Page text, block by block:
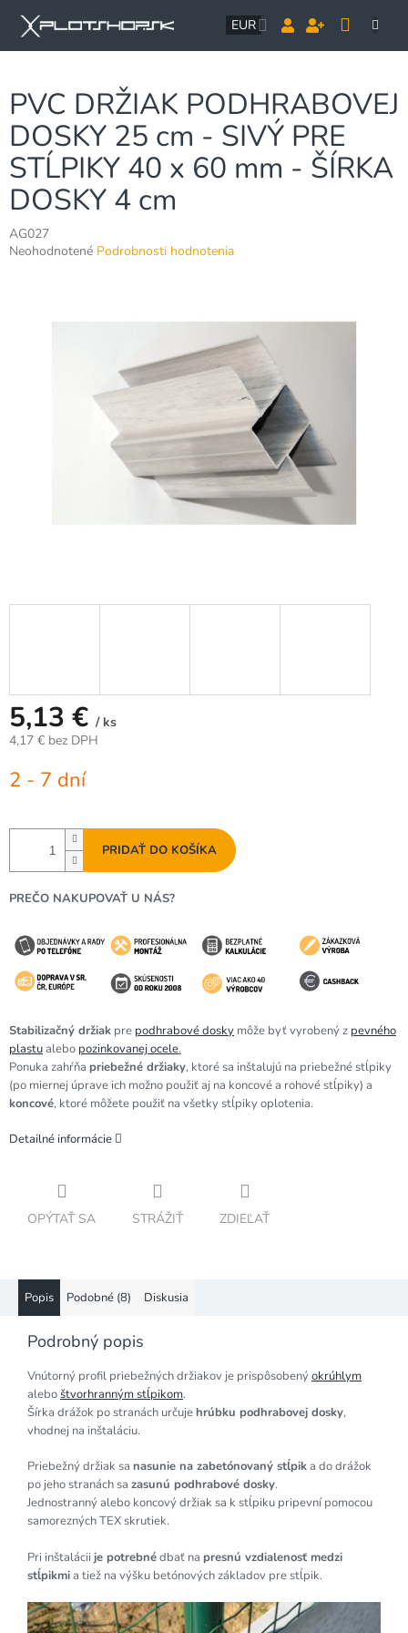
obsah
EUR
PVC DRŽIAK PODHRABOVEJ
DOSKY 25 cm - SIVÝ PRE
STĹPIKY 40 x 60 mm - ŠÍRKA
DOSKY 4 cm
AG027
Priemerné
Neohodnotené Podrobnosti hodnotenia
5,13 € / ks
4,17 € bez DPH
cena:
2 - 7 dní
PRIDAŤ DO KOŠÍKA
PREČO NAKUPOVAŤ U NÁS?
Stabilizačný držiak pre podhrabové dosky môže byť vyrobený z pevného
plastualebo pozinkovanej ocele.
Ponuka zahŕňa priebežné držiaky, ktoré sa inštalujú na priebežné stĺpiky
(po miernej úprave ich možno použiť aj na koncové a rohové stĺpiky) a
koncové, ktoré môžete použiť na všetky stĺpiky oplotenia.
Detailné informácie
OPÝTAŤ SA STRÁŽIŤ ZDIEĽAŤ
Popis Podobné (8) Diskusia
Podrobný popis
Vnútorný profil priebežných držiakov je prispôsobenýokrúhlym
aleboštvorhranným stĺpikom.
Šírka drážok po stranách určujehrúbku podhrabovej dosky,
vhodnej na inštaláciu.
Priebežný držiak sa nasunie na zabetónovaný stĺpika do drážok
po jeho stranách sa zasunú podhrabové dosky.
Jednostranný alebo koncový držiak sa k stĺpiku pripevní pomocou
samorezných TEX skrutiek.
Pri inštalácii je potrebnédbať na presnú vzdialenosť medzi
stĺpikmia tiež na výšku betónových základov pre stĺpik.